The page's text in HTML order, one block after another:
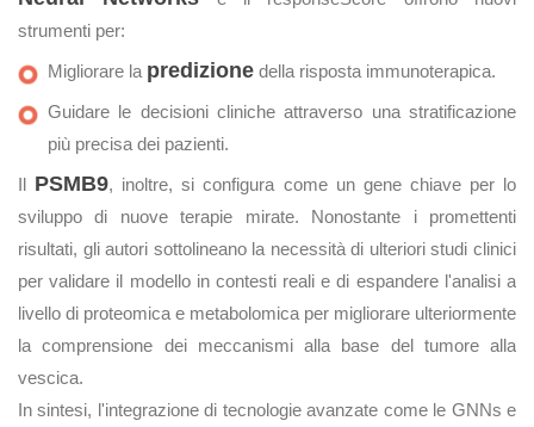
strumenti per:
Migliorare la predizione della risposta immunoterapica.
Guidare le decisioni cliniche attraverso una stratificazione
più precisa dei pazienti.
Il PSMB9, inoltre, si configura come un gene chiave per lo
sviluppo di nuove terapie mirate. Nonostante i promettenti
risultati, gli autori sottolineano la necessità di ulteriori studi clinici
per validare il modello in contesti reali e di espandere l'analisi a
livello di proteomica e metabolomica per migliorare ulteriormente
la comprensione dei meccanismi alla base del tumore alla
vescica.
In sintesi, l'integrazione di tecnologie avanzate come le GNNs e